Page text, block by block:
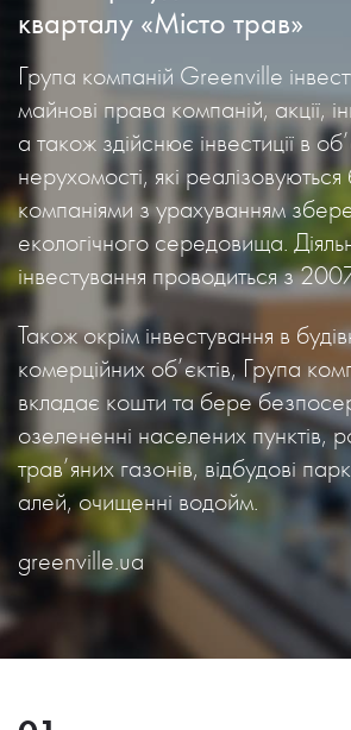
кварталу «Місто трав»
Група компаній Greenville
майнові права компаній, акції,
а також здійснює інвестиції в
нерухомості, які
компаніями з урахуванням
екологічного середовища.
інвестування проводиться з
Також окрім інвестування в
комерційних об’єктів, Група
вкладає кошти та бере
озелененні населених пунктів,
трав’яних газонів, відбудові
алей, очищенні водойм.
greenville.ua